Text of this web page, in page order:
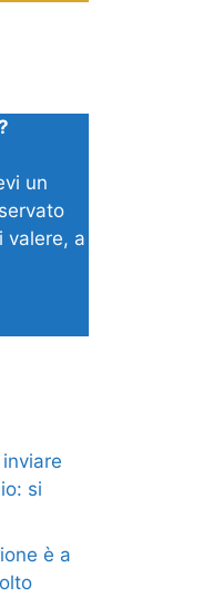
un
valere, a
si
è a